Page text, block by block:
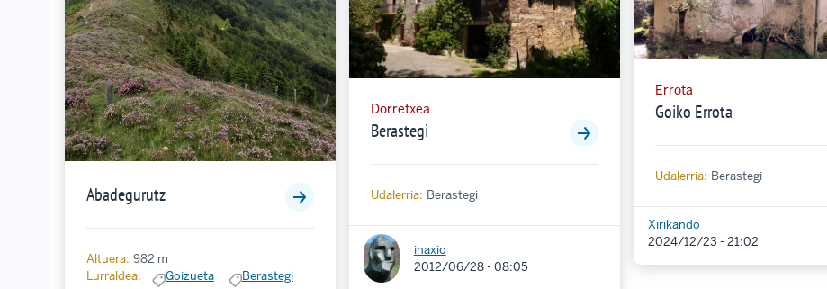
Abadegurutz
Altuera: 982 m
Lurraldea:
Goizueta Berastegi
Dorretxea
Berastegi
Udalerria: Berastegi
inaxio
2012/06/28 - 08:05
Errota
Goiko Errota
Udalerria: Berastegi
Xirikando
2024/12/23 - 21:02